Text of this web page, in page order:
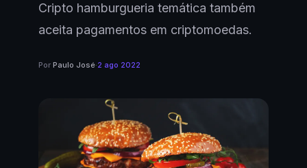
Cripto hamburgueria temática também
aceita pagamentos em criptomoedas.
Por Paulo José·2 ago 2022